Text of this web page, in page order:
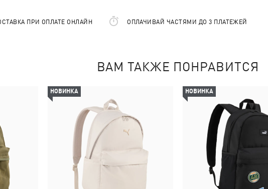
ПРИ ОПЛАТЕ ОНЛАЙН ОПЛАЧИВАЙ ЧАСТЯМИ ДО 3 ПЛАТЕЖЕЙ
ВАМ ТАКЖЕ ПОНРАВИТСЯ
НОВИНКА НОВИНКА